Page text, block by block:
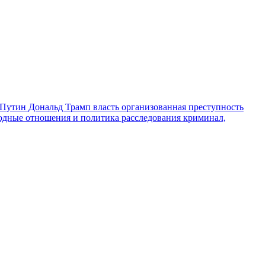
Дональд Трамп власть организованная преступность
отношения и политика расследования криминал,